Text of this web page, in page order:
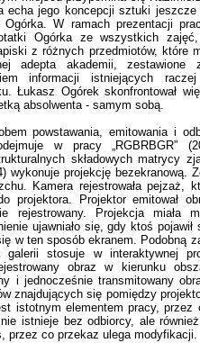
echa jego koncepcji sztuki
Ogórka. W ramach prezentacji
Ogórka ze wszystkich
z różnych przedmiotów, które
adepta akademii, zestawione
informacji istniejących
Łukasz Ogórek skonfrontował
absolwenta - samym sobą.
powstawania, emitowania i
w pracy „RGBRBGR”
składowych matrycy
wykonuje projekcję bezekranową.
Kamera rejestrowała pejzaż,
projektora. Projektor emitował
rejestrowany. Projekcja miała
ujawniało się, gdy ktoś pojawił
w ten sposób ekranem. Podobną
stosuje w interaktywnej
obraz w kierunku
i jednocześnie transmitowany
znajdujących się pomiędzy
istotnym elementem pracy, przez
istnieje bez odbiorcy, ale
przez co przekaz ulega modyfikacji.